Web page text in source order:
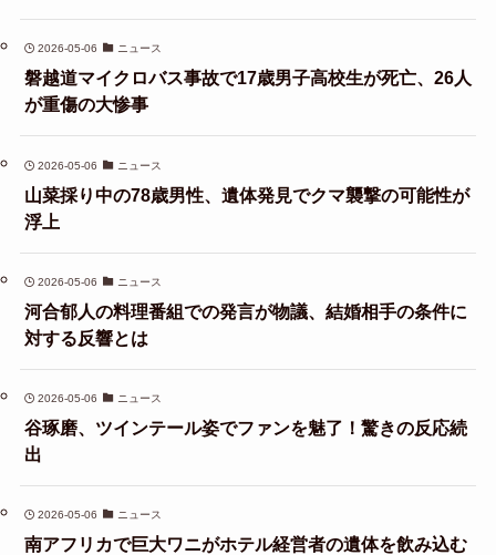
2026-05-06 ニュース
磐越道マイクロバス事故で17歳男子高校生が死亡、26人
が重傷の大惨事
2026-05-06 ニュース
山菜採り中の78歳男性、遺体発見でクマ襲撃の可能性が
浮上
2026-05-06 ニュース
河合郁人の料理番組での発言が物議、結婚相手の条件に
対する反響とは
2026-05-06 ニュース
谷琢磨、ツインテール姿でファンを魅了！驚きの反応続
出
2026-05-06 ニュース
南アフリカで巨大ワニがホテル経営者の遺体を飲み込む